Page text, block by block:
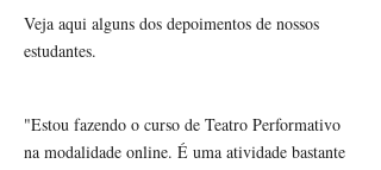
Veja aqui alguns dos depoimentos de nossos
estudantes.
"Estou fazendo o curso de Teatro Performativo
na modalidade online. É uma atividade bastante